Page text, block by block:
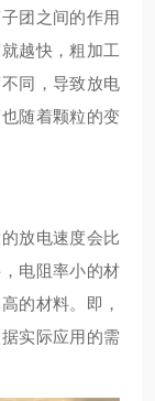
团之间的作用
越快，粗加工
同，导致放电
随着颗粒的变
放电速度会比
电阻率小的材
的材料。即，
实际应用的需